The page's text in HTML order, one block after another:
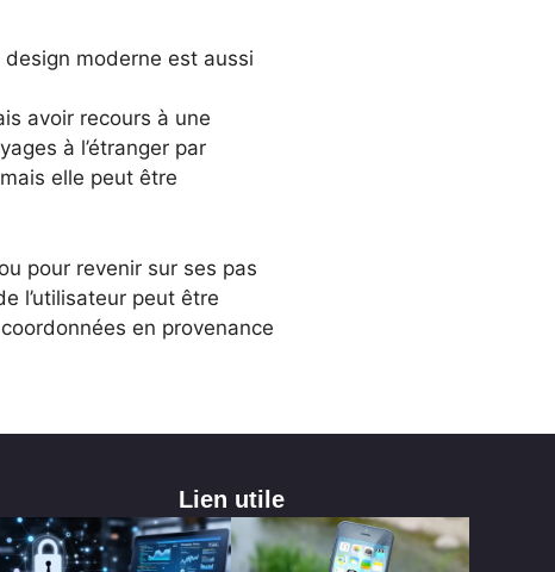
moderne est aussi
avoir recours à une
à l’étranger par
elle peut être
pour revenir sur ses pas
l’utilisateur peut être
en provenance
Lien utile